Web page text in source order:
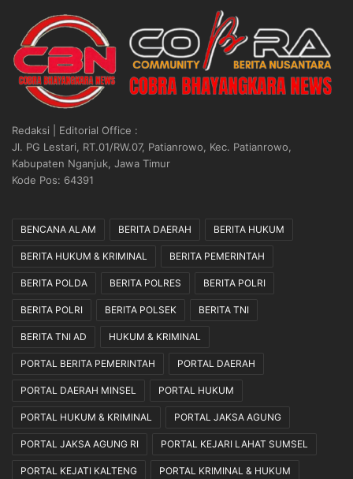
Redaksi | Editorial Office :
Jl. PG Lestari, RT.01/RW.07, Patianrowo, Kec. Patianrowo,
Kabupaten Nganjuk, Jawa Timur
Kode Pos: 64391
BENCANA ALAM BERITA DAERAH BERITA HUKUM
BERITA HUKUM & KRIMINAL BERITA PEMERINTAH
BERITA POLDA BERITA POLRES BERITA POLRI
BERITA POLRI BERITA POLSEK BERITA TNI
BERITA TNI AD HUKUM & KRIMINAL
PORTAL BERITA PEMERINTAH PORTAL DAERAH
PORTAL DAERAH MINSEL PORTAL HUKUM
PORTAL HUKUM & KRIMINAL PORTAL JAKSA AGUNG
PORTAL JAKSA AGUNG RI PORTAL KEJARI LAHAT SUMSEL
PORTAL KEJATI KALTENG PORTAL KRIMINAL & HUKUM